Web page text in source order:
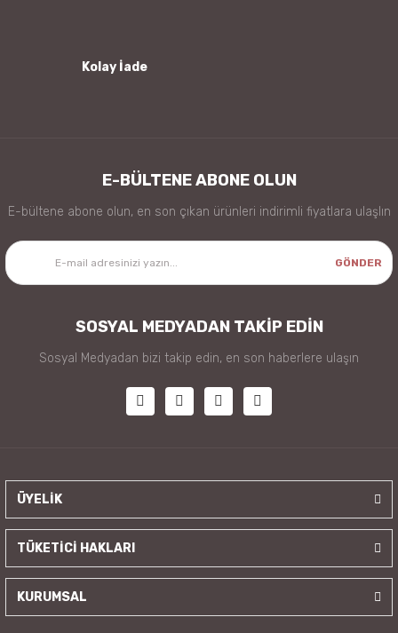
Kolay İade
E-BÜLTENE ABONE OLUN
E-bültene abone olun, en son çıkan ürünleri indirimli fiyatlara ulaşlın
GÖNDER
SOSYAL MEDYADAN TAKİP EDİN
Sosyal Medyadan bizi takip edin, en son haberlere ulaşın
ÜYELİK
TÜKETİCİ HAKLARI
KURUMSAL